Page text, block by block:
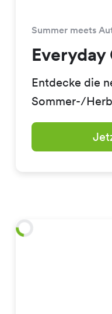
Summer meets
Everyday
Entdecke die
Sommer-/